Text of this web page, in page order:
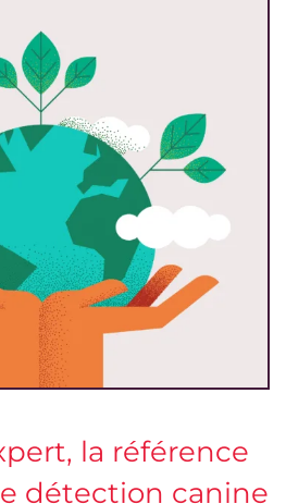
la référence
détection canine